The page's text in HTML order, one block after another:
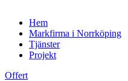
Hem
Markfirma i Norrköping
Tjänster
Projekt
Offert